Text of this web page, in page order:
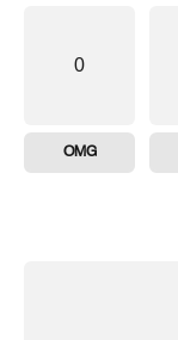
0
OMG